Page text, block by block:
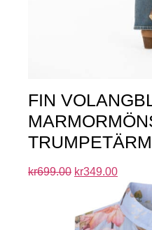
FIN
kr699.00 kr349.00